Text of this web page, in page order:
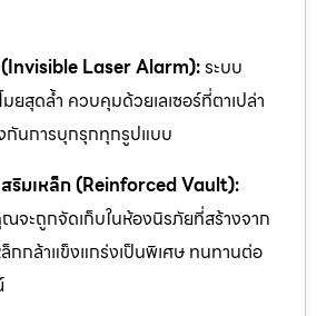
(Invisible Laser Alarm):ระบบ
สุดล้ำ ควบคุมด้วยเลเซอร์ที่ตาเปล่า
กันการบุกรุกทุกรูปแบบ
ริมเหล็ก (Reinforced Vault):
จะถูกจัดเก็บในห้องนิรภัยที่สร้างจาก
กกล้าแข็งแกร่งเป็นพิเศษ ทนทานต่อ